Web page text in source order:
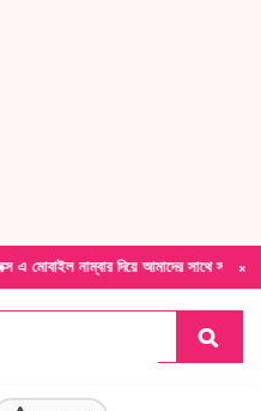
×
দিয়ে আমাদের সাথে সরাসরি কথা